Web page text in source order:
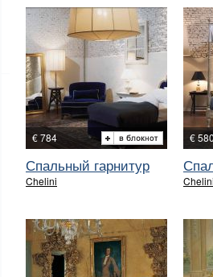
€ 784
Спальный гарнитур
Chelini
€